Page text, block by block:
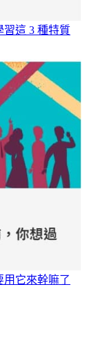
習這 3 種特質
用它來幹嘛了